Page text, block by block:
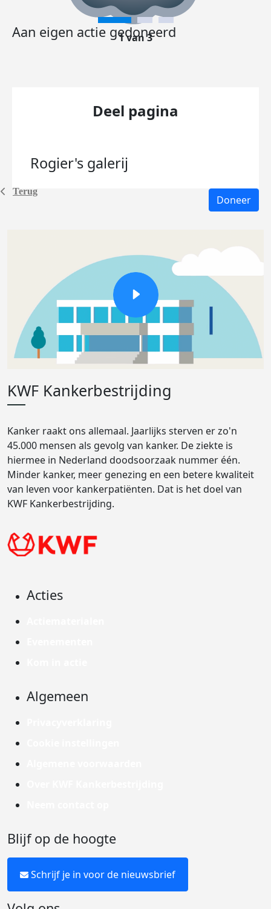
Terug
Aan eigen actie gedoneerd
1 van 3
Deel pagina
Rogier's galerij
Doneer
KWF Kankerbestrijding
Kanker raakt ons allemaal. Jaarlijks sterven er zo'n
45.000 mensen als gevolg van kanker. De ziekte is
hiermee in Nederland doodsoorzaak nummer één.
Minder kanker, meer genezing en een betere kwaliteit
van leven voor kankerpatiënten. Dat is het doel van
KWF Kankerbestrijding.
Acties
Algemeen
Blijf op de hoogte
Schrijf je in voor de nieuwsbrief